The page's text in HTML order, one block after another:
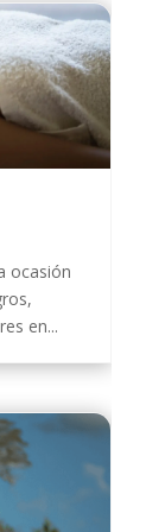
ocasión
en...